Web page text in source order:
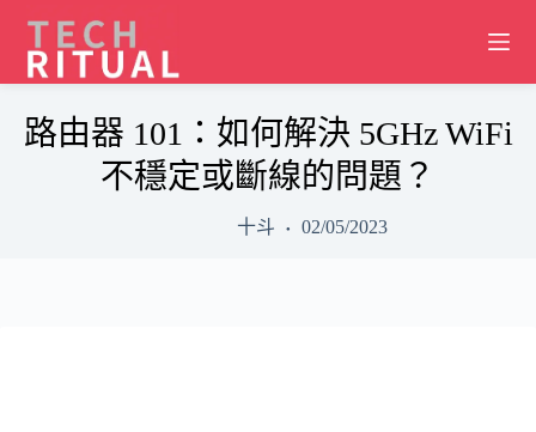
content
路由器 101：如何解決 5GHz WiFi
不穩定或斷線的問題？
十斗 02/05/2023